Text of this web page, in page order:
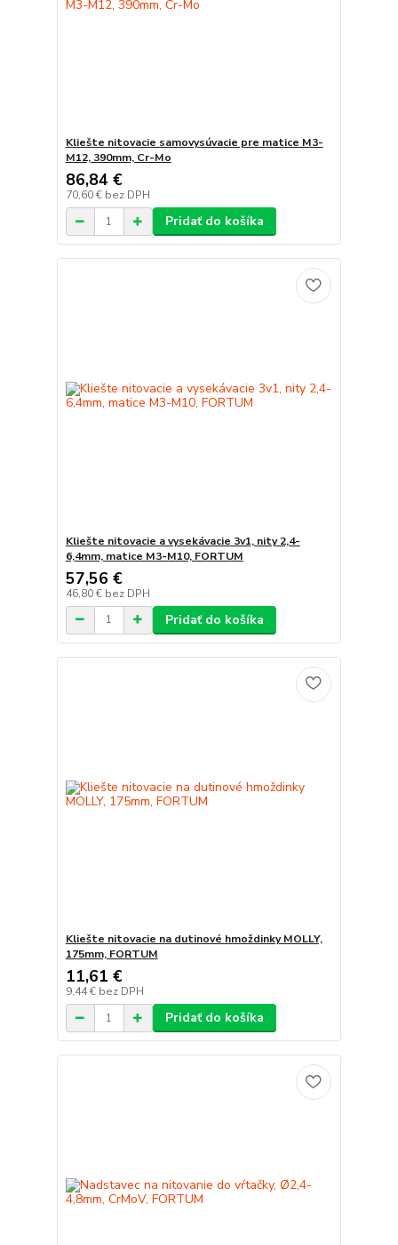
Kliešte nitovacie samovysúvacie pre matice M3-
M12, 390mm, Cr-Mo
86,84 €
70,60 € bez DPH
Pridať do košíka
Kliešte nitovacie a vysekávacie 3v1, nity 2,4-
6,4mm, matice M3-M10, FORTUM
57,56 €
46,80 € bez DPH
Pridať do košíka
Kliešte nitovacie na dutinové hmoždinky MOLLY,
175mm, FORTUM
11,61 €
9,44 € bez DPH
Pridať do košíka